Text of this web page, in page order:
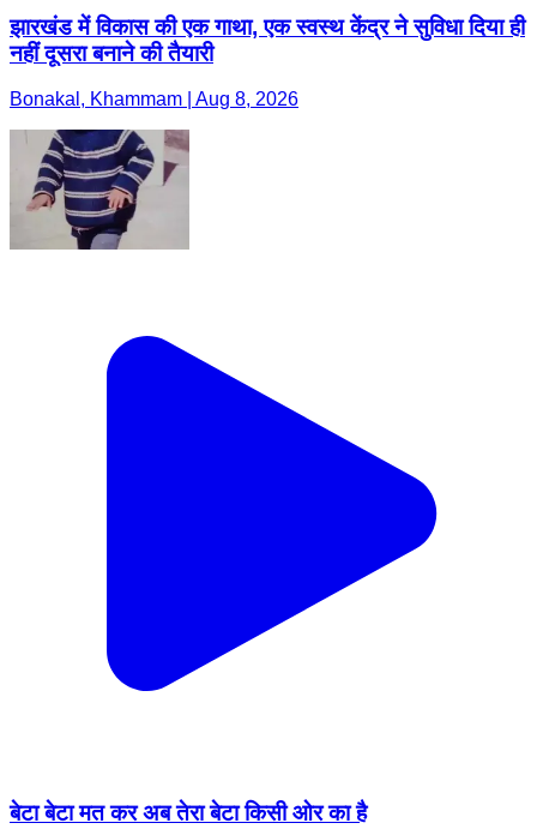
झारखंड में विकास की एक गाथा, एक स्वस्थ केंद्र ने सुविधा दिया ही
नहीं दूसरा बनाने की तैयारी
Bonakal, Khammam | Aug 8, 2026
बेटा बेटा मत कर अब तेरा बेटा किसी ओर का है